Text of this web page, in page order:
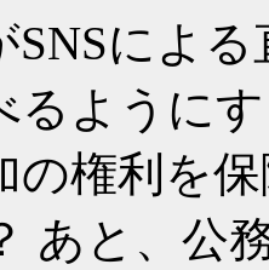
SNSによ
るように
の権利を
あと、公